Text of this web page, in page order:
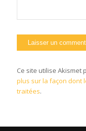
Ce site utilise
plus sur la façon dont
traitées.